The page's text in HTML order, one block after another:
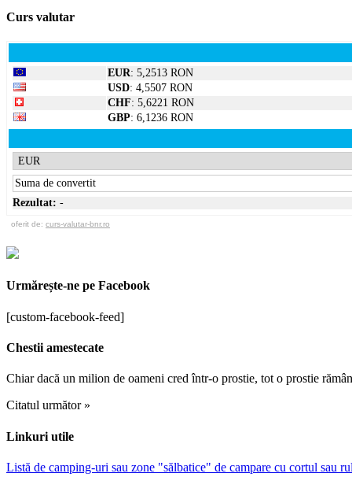
Curs valutar
EUR: 5,2513 RON
USD: 4,5507 RON
CHF: 5,6221 RON
GBP: 6,1236 RON
Rezultat: -
oferit de: curs-valutar-bnr.ro
Urmărește-ne pe Facebook
[custom-facebook-feed]
Chestii amestecate
Chiar dacă un milion de oameni cred într-o prostie, tot o prostie
Citatul următor »
Linkuri utile
Listă de camping-uri sau zone "sălbatice" de campare cu cortul sau